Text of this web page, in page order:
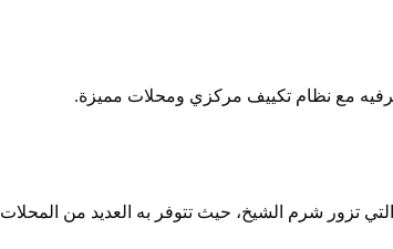
مع نظام تكييف مركزي ومحلات مميزة.
تزور شرم الشيخ، حيث تتوفر به العديد من المحلات